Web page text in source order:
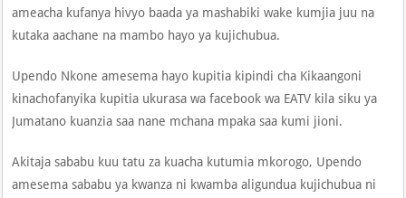
ameacha kufanya hivyo baada ya mashabiki wake kumjia juu na
kutaka aachane na mambo hayo ya kujichubua.
Upendo Nkone amesema hayo kupitia kipindi cha Kikaangoni
kinachofanyika kupitia ukurasa wa facebook wa EATV kila siku ya
Jumatano kuanzia saa nane mchana mpaka saa kumi jioni.
Akitaja sababu kuu tatu za kuacha kutumia mkorogo, Upendo
amesema sababu ya kwanza ni kwamba aligundua kujichubua ni